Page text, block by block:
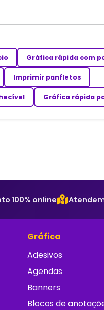
Gráfica rápida com
Imprimir panfletos
Gráfica rápida
100% online
Gráfica
Adesivos
Agendas
Banners
Blocos de